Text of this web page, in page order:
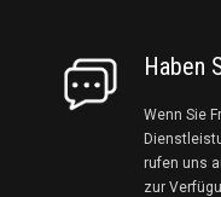
Haben
Wenn Sie
rufen uns
zur